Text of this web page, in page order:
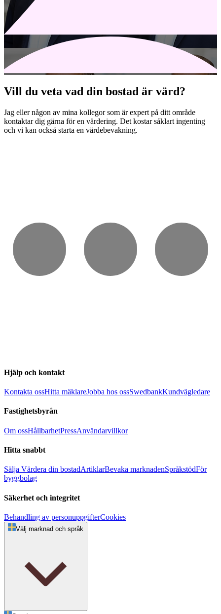
Vill du veta vad din bostad är värd?
Jag eller någon av mina kollegor som är expert på ditt område
kontaktar dig gärna för en värdering. Det kostar såklart ingenting
och vi kan också starta en värdebevakning.
Hjälp och kontakt
Kontakta ossHitta mäklareJobba hos ossSwedbankKundvägledare
Fastighetsbyrån
Om ossHållbarhetPressAnvändarvillkor
Hitta snabbt
Sälja Värdera din bostadArtiklarBevaka marknadenSpråkstödFör
byggbolag
Säkerhet och integritet
Behandling av personuppgifterCookies
Välj marknad och språk